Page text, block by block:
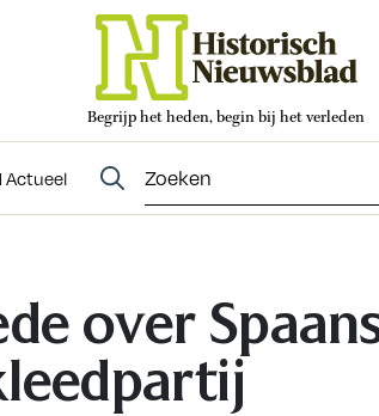
Begrijp het heden, begin bij het verleden
Actueel
Evenementen
over